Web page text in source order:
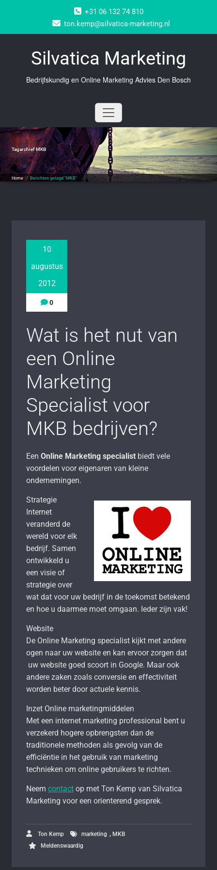
+31 06 132 74 810
ton.kemp@silvatica-marketing.nl
Silvatica Marketing
Bedrijfskundig en Online Marketing Advies Den Bosch
TagarchiefMKB
Home / Berichten getagd "MKB"
10
augustus
2012
0
Wat is het nut van
een Online
Marketing
Specialist voor
MKB bedrijven?
Een Online Marketing specialist biedt vele
voordelen voor eigenaren van kleine
ondernemingen.
Strategie
Internet
veranderd de
wereld voor elk
bedrijf. Samen
ontwikkeld u
een visie of
strategie over
wat dat voor uw bedrijf in de toekomst betekend
en hoe u daarmee moet omgaan. Ieder zijn vak!
Website
De Online Marketing specialist kijkt met andere
ogen naar uw website en kan ervoor zorgen dat
uw website goed scoort in Google. Maar ook
andere zaken zoals conversie en effectiviteit
worden beter door actuele kennis.
Inzet Online marketingmiddelen
Met een internet marketing professional bent u
verzekerd hogere opbrengsten dan de
traditionele methoden als gevolg van de
efficiëntie in het gebruik van marketing
technieken om online gebruikers te richten.
Neem contact op met Ton Kemp van Silvatica
Marketing voor een orienterend gesprek.
Ton Kemp marketing , MKB
Meldenswaardig